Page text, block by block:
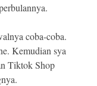
coba-coba.
Kemudian sya
Tiktok Shop